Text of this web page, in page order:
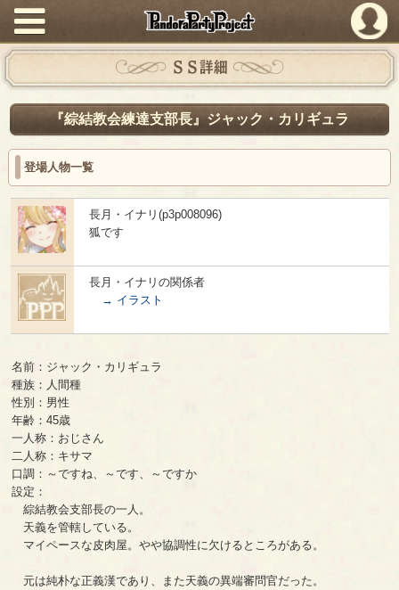
PandoraPartyProject
ＳＳ詳細
『綜結教会練達支部長』ジャック・カリギュラ
登場人物一覧
長月・イナリ(p3p008096)
狐です
長月・イナリの関係者
→ イラスト
名前：ジャック・カリギュラ
種族：人間種
性別：男性
年齢：45歳
一人称：おじさん
二人称：キサマ
口調：～ですね、～です、～ですか
設定：
綜結教会支部長の一人。
天義を管轄している。
マイペースな皮肉屋。やや協調性に欠けるところがある。
元は純朴な正義漢であり、また天義の異端審問官だった。